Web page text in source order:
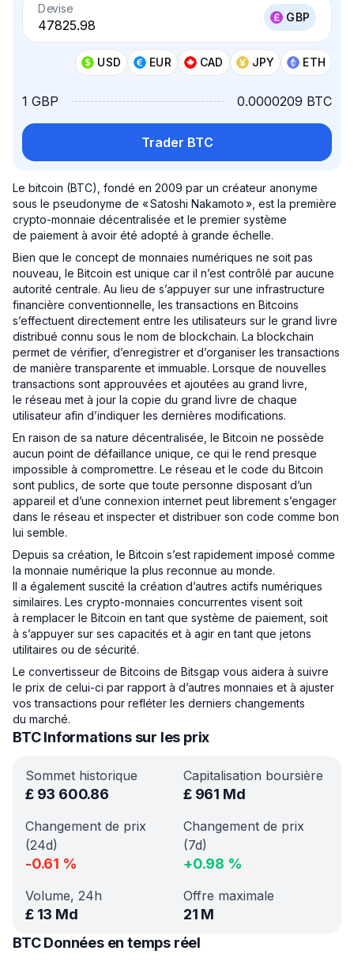
Devise
GBP
USD EUR CAD JPY ETH
1 GBP 0.0000209 BTC
Trader BTC
Le bitcoin (BTC), fondé en 2009 par un créateur anonyme
sous le pseudonyme de « Satoshi Nakamoto », est la première
crypto-monnaie décentralisée et le premier système
de paiement à avoir été adopté à grande échelle.
Bien que le concept de monnaies numériques ne soit pas
nouveau, le Bitcoin est unique car il n’est contrôlé par aucune
autorité centrale. Au lieu de s’appuyer sur une infrastructure
financière conventionnelle, les transactions en Bitcoins
s’effectuent directement entre les utilisateurs sur le grand livre
distribué connu sous le nom de blockchain. La blockchain
permet de vérifier, d’enregistrer et d’organiser les transactions
de manière transparente et immuable. Lorsque de nouvelles
transactions sont approuvées et ajoutées au grand livre,
le réseau met à jour la copie du grand livre de chaque
utilisateur afin d’indiquer les dernières modifications.
En raison de sa nature décentralisée, le Bitcoin ne possède
aucun point de défaillance unique, ce qui le rend presque
impossible à compromettre. Le réseau et le code du Bitcoin
sont publics, de sorte que toute personne disposant d’un
appareil et d’une connexion internet peut librement s’engager
dans le réseau et inspecter et distribuer son code comme bon
lui semble.
Depuis sa création, le Bitcoin s’est rapidement imposé comme
la monnaie numérique la plus reconnue au monde.
Il a également suscité la création d’autres actifs numériques
similaires. Les crypto-monnaies concurrentes visent soit
à remplacer le Bitcoin en tant que système de paiement, soit
à s’appuyer sur ses capacités et à agir en tant que jetons
utilitaires ou de sécurité.
Le convertisseur de Bitcoins de Bitsgap vous aidera à suivre
le prix de celui-ci par rapport à d’autres monnaies et à ajuster
vos transactions pour refléter les derniers changements
du marché.
BTC Informations sur les prix
Sommet historique
£ 93 600.86
Capitalisation boursière
£ 961 Md
Changement de prix
(24d)
-0.61 %
Changement de prix
(7d)
+0.98 %
Volume, 24h
£ 13 Md
Offre maximale
21 M
BTC Données en temps réel